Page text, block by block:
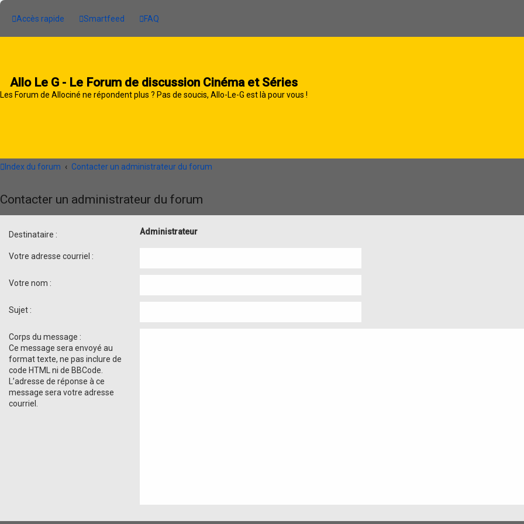
Accès rapide Smartfeed FAQ
Allo Le G - Le Forum de discussion Cinéma et Séries
Les Forum de Allociné ne répondent plus ? Pas de soucis, Allo-Le-G est là pour vous !
Index du forum Contacter un administrateur du forum
Contacter un administrateur du forum
Destinataire : Administrateur
Votre adresse courriel :
Votre nom :
Sujet :
Corps du message :
Ce message sera envoyé au
format texte, ne pas inclure de
code HTML ni de BBCode.
L’adresse de réponse à ce
message sera votre adresse
courriel.